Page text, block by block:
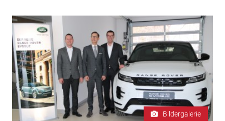
Bildergalerie